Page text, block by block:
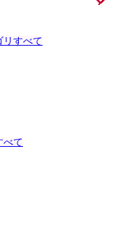
リすべて
べて